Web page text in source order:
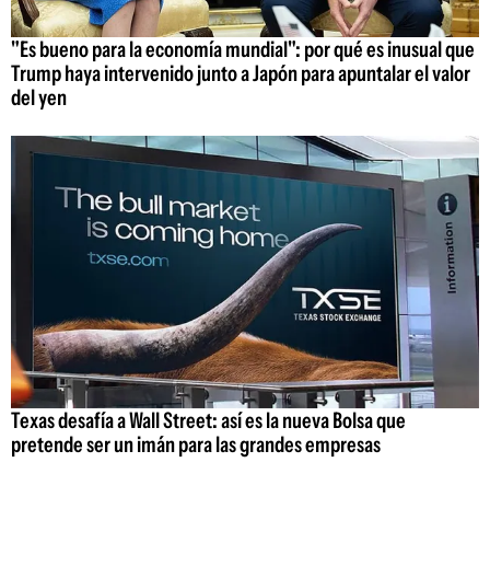
"Es bueno para la economía mundial": por qué es inusual que
Trump haya intervenido junto a Japón para apuntalar el valor
del yen
Texas desafía a Wall Street: así es la nueva Bolsa que
pretende ser un imán para las grandes empresas